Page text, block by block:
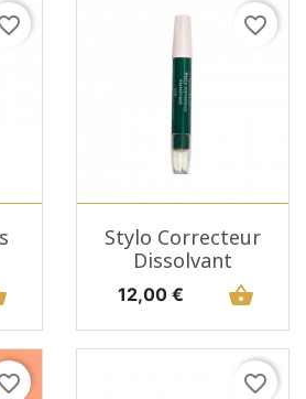
favorite_border
Stylo Correcteur
Dissolvant
Prix
12,00 € shopping_basket
favorite_border